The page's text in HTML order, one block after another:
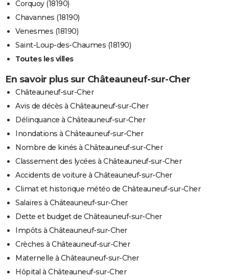
Corquoy (18190)
Chavannes (18190)
Venesmes (18190)
Saint-Loup-des-Chaumes (18190)
Toutes les villes
En savoir plus sur Châteauneuf-sur-Cher
Châteauneuf-sur-Cher
Avis de décès à Châteauneuf-sur-Cher
Délinquance à Châteauneuf-sur-Cher
Inondations à Châteauneuf-sur-Cher
Nombre de kinés à Châteauneuf-sur-Cher
Classement des lycées à Châteauneuf-sur-Cher
Accidents de voiture à Châteauneuf-sur-Cher
Climat et historique météo de Châteauneuf-sur-Cher
Salaires à Châteauneuf-sur-Cher
Dette et budget de Châteauneuf-sur-Cher
Impôts à Châteauneuf-sur-Cher
Crèches à Châteauneuf-sur-Cher
Maternelle à Châteauneuf-sur-Cher
Hôpital à Châteauneuf-sur-Cher